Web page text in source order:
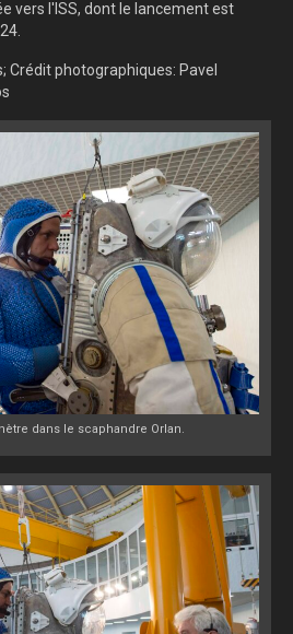
vers l'ISS, dont le lancement est
Crédit photographiques: Pavel
dans le scaphandre Orlan.